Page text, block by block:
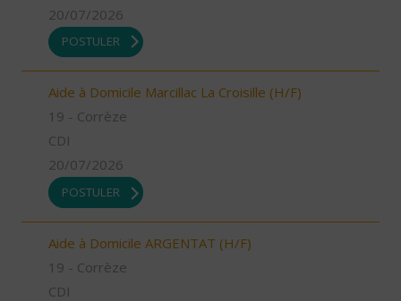
20/07/2026
POSTULER
Aide à Domicile Marcillac La Croisille (H/F)
19 - Corrèze
CDI
20/07/2026
POSTULER
Aide à Domicile ARGENTAT (H/F)
19 - Corrèze
CDI